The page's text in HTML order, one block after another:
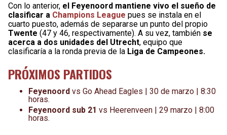
Con lo anterior, el Feyenoord mantiene vivo el sueño de
clasificar a Champions League pues se instala en el
cuarto puesto, además de separarse un punto del propio
Twente (47 y 46, respectivamente). A su vez, también se
acerca a dos unidades del Utrecht, equipo que
clasificaría a la ronda previa de la Liga de Campeones.
PRÓXIMOS PARTIDOS
Feyenoord vs Go Ahead Eagles | 30 de marzo | 8:30
horas.
Feyenoord sub 21 vs Heerenveen | 29 marzo | 8:00
horas.